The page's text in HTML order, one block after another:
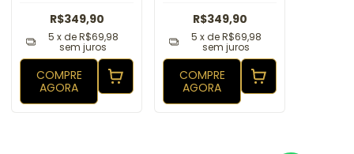
R$349,90
5 x deR$69,98
sem juros
COMPRE
AGORA
R$349,90
5 x deR$69,98
sem juros
COMPRE
AGORA